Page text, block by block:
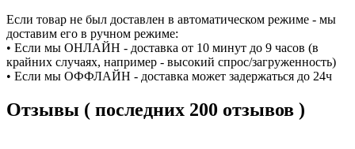
Если товар не был доставлен в автоматическом режиме - мы
доставим его в ручном режиме:
• Если мы ОНЛАЙН - доставка от 10 минут до 9 часов (в
крайних случаях, например - высокий спрос/загруженность)
• Если мы ОФФЛАЙН - доставка может задержаться до 24ч
Отзывы ( последних 200 отзывов )